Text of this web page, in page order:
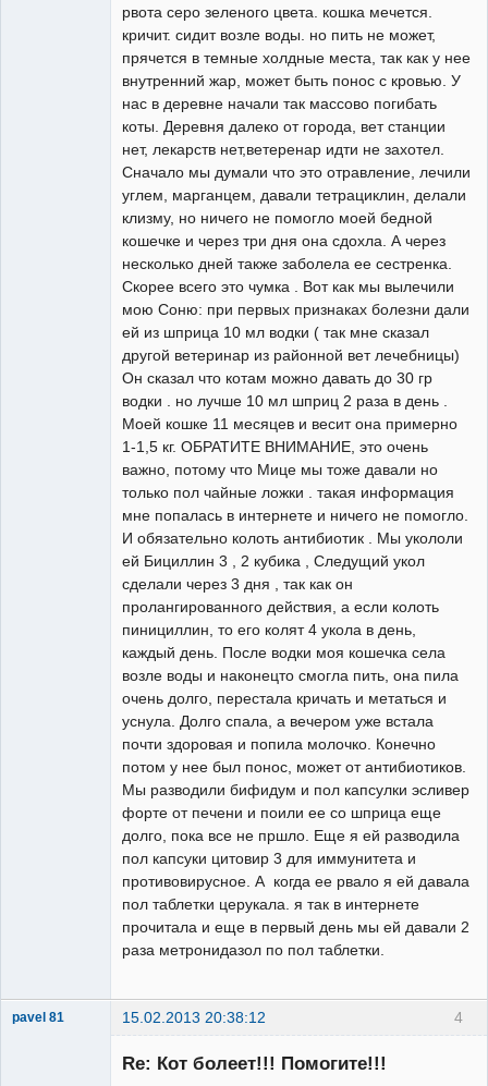
рвота серо зеленого цвета. кошка мечется.
кричит. сидит возле воды. но пить не может,
прячется в темные холдные места, так как у нее
внутренний жар, может быть понос с кровью. У
нас в деревне начали так массово погибать
коты. Деревня далеко от города, вет станции
нет, лекарств нет,ветеренар идти не захотел.
Сначало мы думали что это отравление, лечили
углем, марганцем, давали тетрациклин, делали
клизму, но ничего не помогло моей бедной
кошечке и через три дня она сдохла. А через
несколько дней также заболела ее сестренка.
Скорее всего это чумка . Вот как мы вылечили
мою Соню: при первых признаках болезни дали
ей из шприца 10 мл водки ( так мне сказал
другой ветеринар из районной вет лечебницы)
Он сказал что котам можно давать до 30 гр
водки . но лучше 10 мл шприц 2 раза в день .
Моей кошке 11 месяцев и весит она примерно
1-1,5 кг. ОБРАТИТЕ ВНИМАНИЕ, это очень
важно, потому что Мице мы тоже давали но
только пол чайные ложки . такая информация
мне попалась в интернете и ничего не помогло.
И обязательно колоть антибиотик . Мы укололи
ей Бициллин 3 , 2 кубика , Следущий укол
сделали через 3 дня , так как он
пролангированного действия, а если колоть
пинициллин, то его колят 4 укола в день,
каждый день. После водки моя кошечка села
возле воды и наконецто смогла пить, она пила
очень долго, перестала кричать и метаться и
уснула. Долго спала, а вечером уже встала
почти здоровая и попила молочко. Конечно
потом у нее был понос, может от антибиотиков.
Мы разводили бифидум и пол капсулки эсливер
форте от печени и поили ее со шприца еще
долго, пока все не пршло. Еще я ей разводила
пол капсуки цитовир 3 для иммунитета и
противовирусное. А когда ее рвало я ей давала
пол таблетки церукала. я так в интернете
прочитала и еще в первый день мы ей давали 2
раза метронидазол по пол таблетки.
4
pavel 81 15.02.2013 20:38:12
Зарегистрированный
Re: Кот болеет!!! Помогите!!!